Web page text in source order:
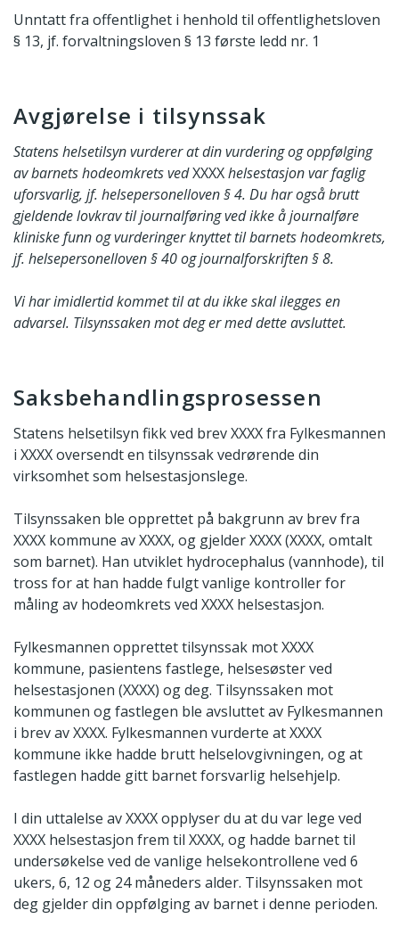
Unntatt fra offentlighet i henhold til offentlighetsloven
§ 13, jf. forvaltningsloven § 13 første ledd nr. 1
Avgjørelse i tilsynssak
Statens helsetilsyn vurderer at din vurdering og oppfølging
av barnets hodeomkrets vedXXXXhelsestasjon var faglig
uforsvarlig, jf. helsepersonelloven § 4. Du har også brutt
gjeldende lovkrav til journalføring ved ikke å journalføre
kliniske funn og vurderinger knyttet til barnets hodeomkrets,
jf. helsepersonelloven § 40 og journalforskriften § 8.
Vi har imidlertid kommet til at du ikke skal ilegges en
advarsel. Tilsynssaken mot deg er med dette avsluttet.
Saksbehandlingsprosessen
Statens helsetilsyn fikk ved brev XXXX fra Fylkesmannen
i XXXX oversendt en tilsynssak vedrørende din
virksomhet som helsestasjonslege.
Tilsynssaken ble opprettet på bakgrunn av brev fra
XXXX kommune av XXXX, og gjelder XXXX (XXXX, omtalt
som barnet). Han utviklet hydrocephalus (vannhode), til
tross for at han hadde fulgt vanlige kontroller for
måling av hodeomkrets ved XXXX helsestasjon.
Fylkesmannen opprettet tilsynssak mot XXXX
kommune, pasientens fastlege, helsesøster ved
helsestasjonen (XXXX) og deg. Tilsynssaken mot
kommunen og fastlegen ble avsluttet av Fylkesmannen
i brev av XXXX. Fylkesmannen vurderte at XXXX
kommune ikke hadde brutt helselovgivningen, og at
fastlegen hadde gitt barnet forsvarlig helsehjelp.
I din uttalelse av XXXX opplyser du at du var lege ved
XXXX helsestasjon frem til XXXX, og hadde barnet til
undersøkelse ved de vanlige helsekontrollene ved 6
ukers, 6, 12 og 24 måneders alder. Tilsynssaken mot
deg gjelder din oppfølging av barnet i denne perioden.